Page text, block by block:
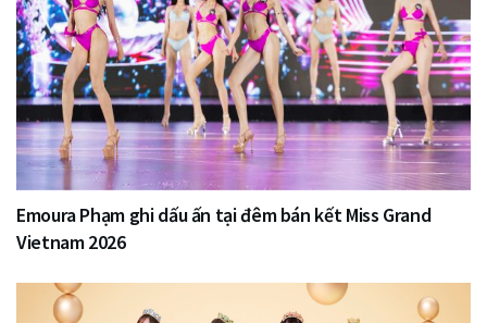
Emoura Phạm ghi dấu ấn tại đêm bán kết Miss Grand
Vietnam 2026